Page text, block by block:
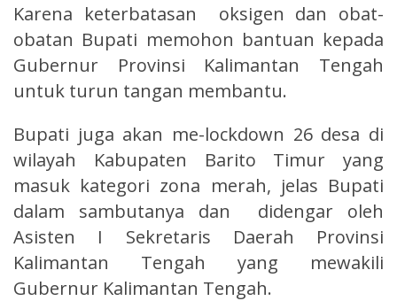
Karena keterbatasan oksigen dan obat-
obatan Bupati memohon bantuan kepada
Gubernur Provinsi Kalimantan Tengah
untuk turun tangan membantu.
Bupati juga akan me-lockdown 26 desa di
wilayah Kabupaten Barito Timur yang
masuk kategori zona merah, jelas Bupati
dalam sambutanya dan didengar oleh
Asisten I Sekretaris Daerah Provinsi
Kalimantan Tengah yang mewakili
Gubernur Kalimantan Tengah.